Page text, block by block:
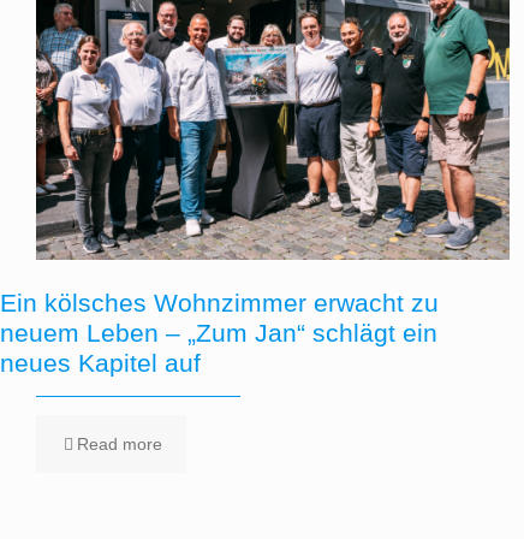
Ein kölsches Wohnzimmer erwacht zu
neuem Leben – „Zum Jan“ schlägt ein
neues Kapitel auf
Read more